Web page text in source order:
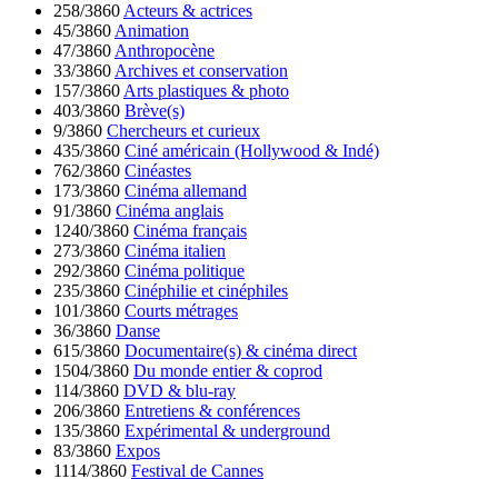
258/3860 Acteurs & actrices
45/3860 Animation
47/3860 Anthropocène
33/3860 Archives et conservation
157/3860 Arts plastiques & photo
403/3860 Brève(s)
9/3860 Chercheurs et curieux
435/3860 Ciné américain (Hollywood & Indé)
762/3860 Cinéastes
173/3860 Cinéma allemand
91/3860 Cinéma anglais
1240/3860 Cinéma français
273/3860 Cinéma italien
292/3860 Cinéma politique
235/3860 Cinéphilie et cinéphiles
101/3860 Courts métrages
36/3860 Danse
615/3860 Documentaire(s) & cinéma direct
1504/3860 Du monde entier & coprod
114/3860 DVD & blu-ray
206/3860 Entretiens & conférences
135/3860 Expérimental & underground
83/3860 Expos
1114/3860 Festival de Cannes